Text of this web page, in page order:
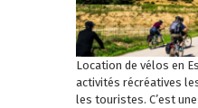
Location de vélos en
activités récréatives
les touristes. C’est